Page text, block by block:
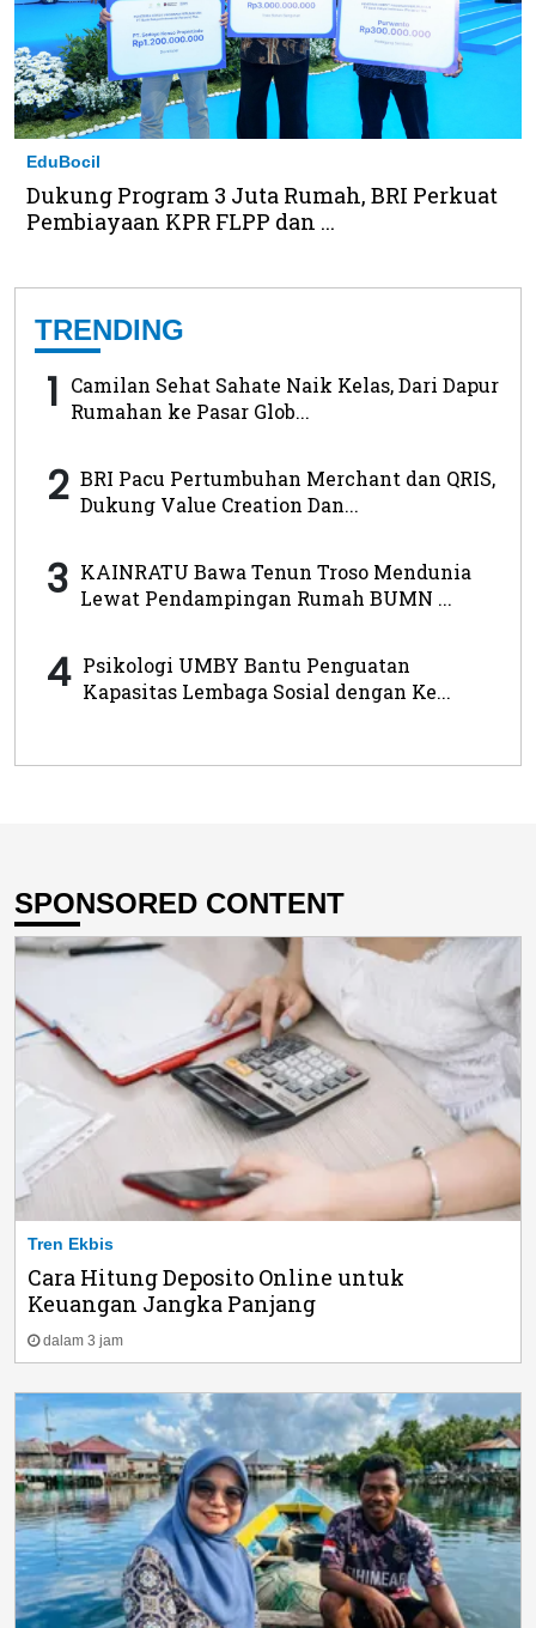
EduBocil
Dukung Program 3 Juta Rumah, BRI Perkuat
Pembiayaan KPR FLPP dan ...
TRENDING
1 Camilan Sehat Sahate Naik Kelas, Dari Dapur
Rumahan ke Pasar Glob...
2 BRI Pacu Pertumbuhan Merchant dan QRIS,
Dukung Value Creation Dan...
3 KAINRATU Bawa Tenun Troso Mendunia
Lewat Pendampingan Rumah BUMN ...
4 Psikologi UMBY Bantu Penguatan
Kapasitas Lembaga Sosial dengan Ke...
SPONSORED CONTENT
Tren Ekbis
Cara Hitung Deposito Online untuk
Keuangan Jangka Panjang
dalam 3 jam